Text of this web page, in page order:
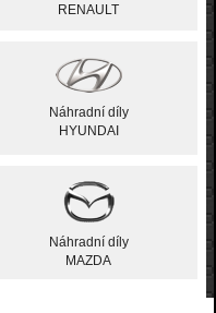
RENAULT
Náhradní díly
HYUNDAI
Náhradní díly
MAZDA